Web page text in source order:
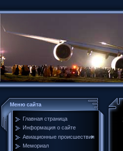
Меню сайта
Главная страница
Информация о сайте
Авиационные происшествия
Мемориал